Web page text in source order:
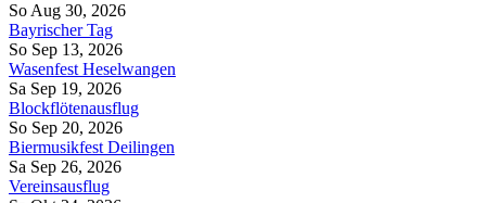
So Aug 30, 2026
Bayrischer Tag
So Sep 13, 2026
Wasenfest Heselwangen
Sa Sep 19, 2026
Blockflötenausflug
So Sep 20, 2026
Biermusikfest Deilingen
Sa Sep 26, 2026
Vereinsausflug